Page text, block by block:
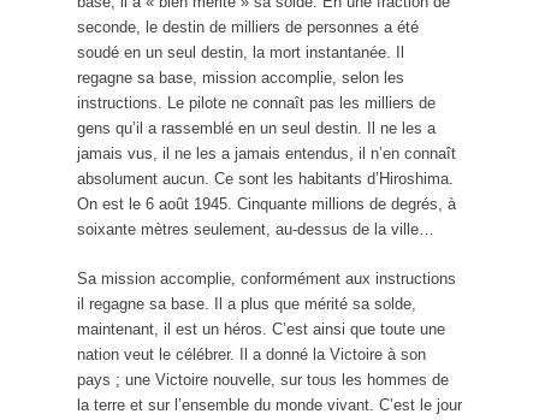
seconde, le destin de milliers de personnes a été
soudé en un seul destin, la mort instantanée. Il
regagne sa base, mission accomplie, selon les
instructions. Le pilote ne connaît pas les milliers de
gens qu’il a rassemblé en un seul destin. Il ne les a
jamais vus, il ne les a jamais entendus, il n’en connaît
absolument aucun. Ce sont les habitants d’Hiroshima.
On est le 6 août 1945. Cinquante millions de degrés, à
soixante mètres seulement, au-dessus de la ville…
Sa mission accomplie, conformément aux instructions
il regagne sa base. Il a plus que mérité sa solde,
maintenant, il est un héros. C’est ainsi que toute une
nation veut le célébrer. Il a donné la Victoire à son
pays ; une Victoire nouvelle, sur tous les hommes de
la terre et sur l’ensemble du monde vivant. C’est le jour